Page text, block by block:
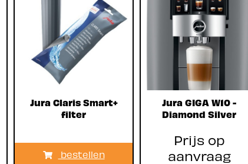
Jura Claris Smart+
filter
bestellen
Jura GIGA W10 -
Diamond Silver
Prijs op
aanvraag